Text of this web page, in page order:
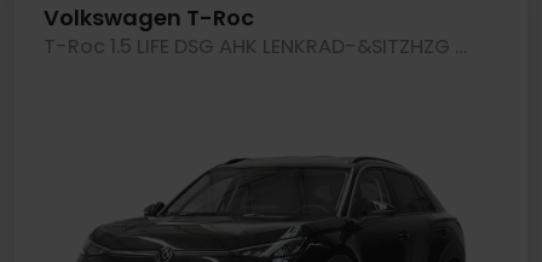
Volkswagen T-Roc
T-Roc 1.5 LIFE DSG AHK LENKRAD-&SITZHZG CAM LM18